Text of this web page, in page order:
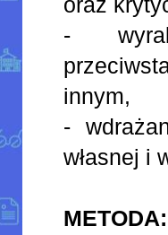
-
innym,
-
własnej i
METODA: